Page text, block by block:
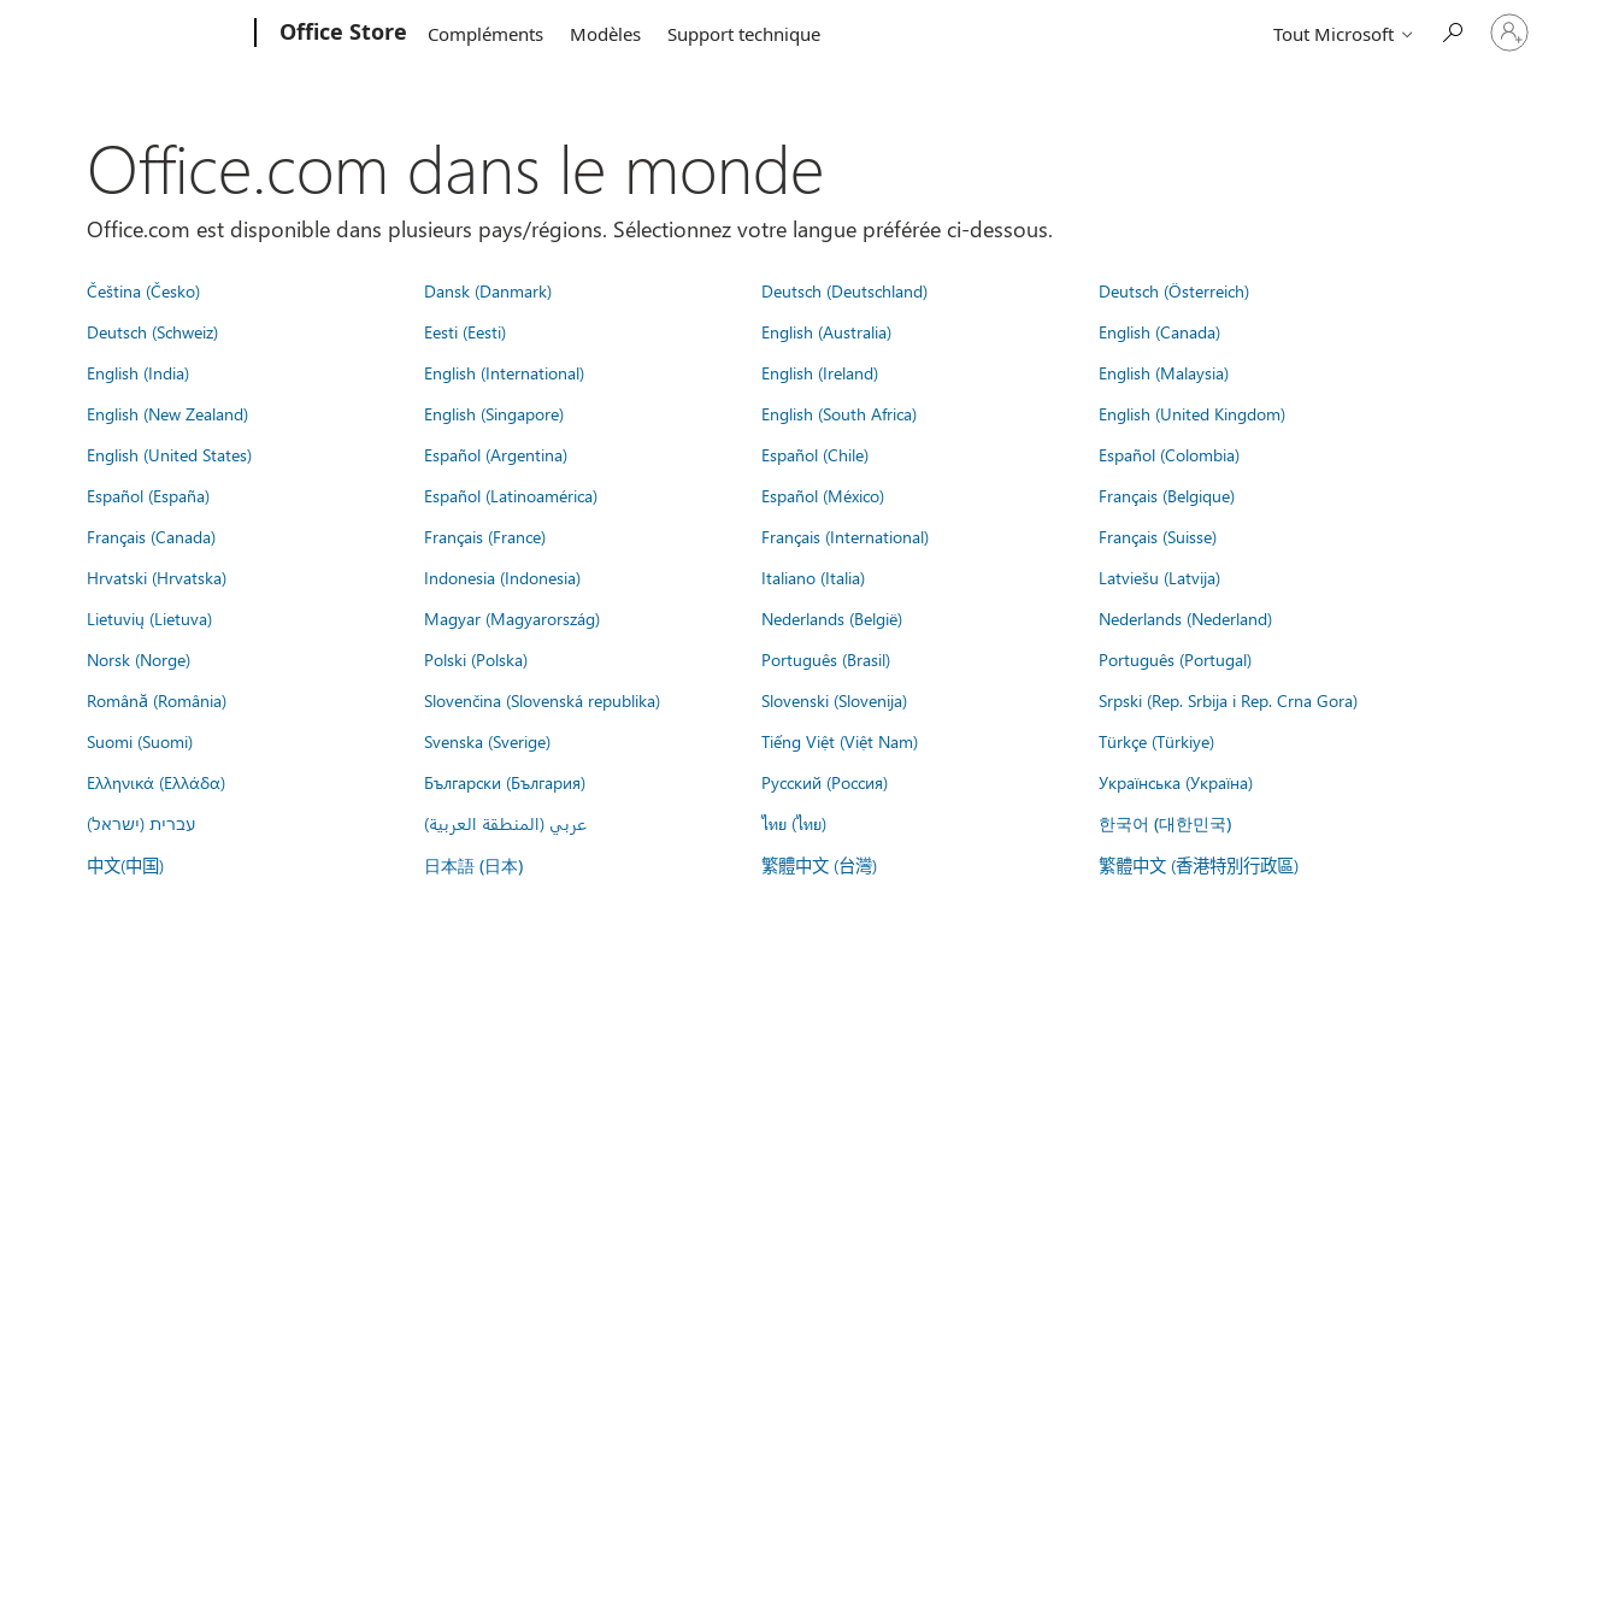
Office Store Compléments Modèles Support technique Tout Microsoft
Connectez-
vous
Office.com dans le monde
Office.com est disponible dans plusieurs pays/régions. Sélectionnez votre langue préférée ci-dessous.
Čeština (Česko) Dansk (Danmark) Deutsch (Deutschland)
Deutsch (Österreich)
Deutsch (Schweiz)
Eesti (Eesti) English (Australia)
English (Canada)
English (India)
English (International) English (Ireland)
English (Malaysia)
English (New Zealand)
English (Singapore) English (South Africa)
English (United Kingdom)
English (United States)
Español (Argentina) Español (Chile)
Español (Colombia)
Español (España)
Español (Latinoamérica) Español (México)
Français (Belgique)
Français (Canada)
Français (France) Français (International)
Français (Suisse)
Hrvatski (Hrvatska)
Indonesia (Indonesia) Italiano (Italia)
Latviešu (Latvija)
Lietuvių (Lietuva)
Magyar (Magyarország) Nederlands (België)
Nederlands (Nederland)
Norsk (Norge)
Polski (Polska) Português (Brasil)
Português (Portugal)
Română (România)
Slovenčina (Slovenská republika) Slovenski (Slovenija)
Srpski (Rep. Srbija i Rep. Crna Gora)
Suomi (Suomi)
Svenska (Sverige) Tiếng Việt (Việt Nam)
Türkçe (Türkiye)
Ελληνικά (Ελλάδα)
Български (България) Русский (Россия)
Українська (Україна)
עברית (ישראל)
عربي (المنطقة العربية) ไทย (ไทย) 한국어 (대한민국)
中文(中国) 日本語 (日本) 繁體中文 (台灣) 繁體中文 (香港特別行政區)